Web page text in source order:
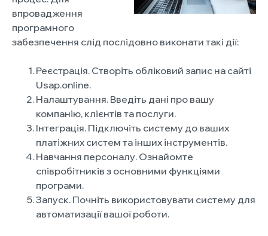
впровадження
програмного
забезпечення слід послідовно виконати такі дії:
Реєстрація. Створіть обліковий запис на сайті
Usap.online.
Налаштування. Введіть дані про вашу
компанію, клієнтів та послуги.
Інтеграція. Підключіть систему до ваших
платіжних систем та інших інструментів.
Навчання персоналу. Ознайомте
співробітників з основними функціями
програми.
Запуск. Почніть використовувати систему для
автоматизації вашої роботи.